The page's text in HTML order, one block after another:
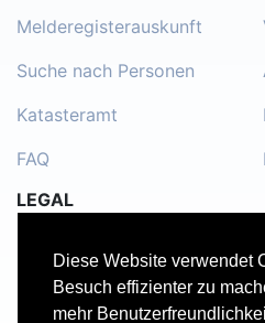
Diese Website verwendet
Besuch effizienter zu
mehr
Melderegisterauskunft
Suche nach Personen
Katasteramt
FAQ
LEGAL
Kontakt